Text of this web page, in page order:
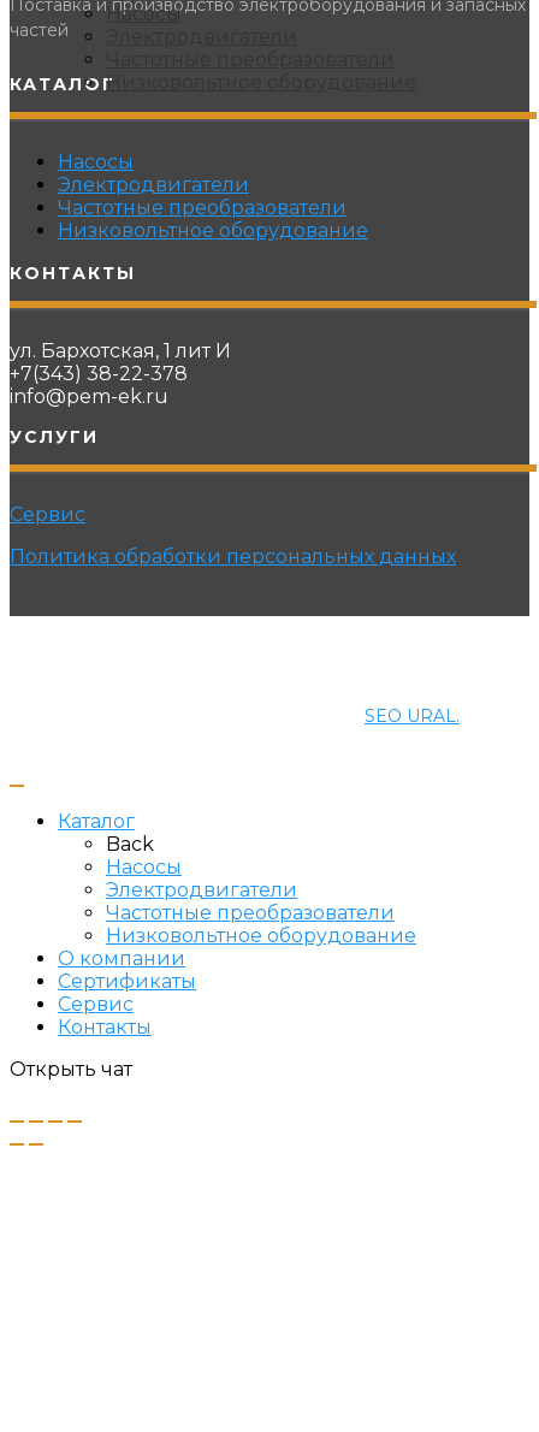
Насосы
Низковольтное оборудование
частей
КАТАЛОГ
Насосы
Электродвигатели
Частотные преобразователи
Низковольтное оборудование
КОНТАКТЫ
ул. Бархотская, 1 лит И
+7(343) 38-22-378
info@pem-ek.ru
УСЛУГИ
Сервис
Политика обработки персональных данных
SEO URAL.
Каталог
Back
Насосы
Электродвигатели
Частотные преобразователи
Низковольтное оборудование
О компании
Сертификаты
Сервис
Контакты
Открыть чат